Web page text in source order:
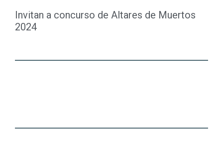
Invitan a concurso de Altares de Muertos
2024